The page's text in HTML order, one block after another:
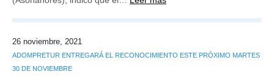
26 noviembre, 2021
ADOMPRETUR ENTREGARÁ EL RECONOCIMIENTO ESTE PRÓXIMO MARTES
30 DE NOVIEMBRE